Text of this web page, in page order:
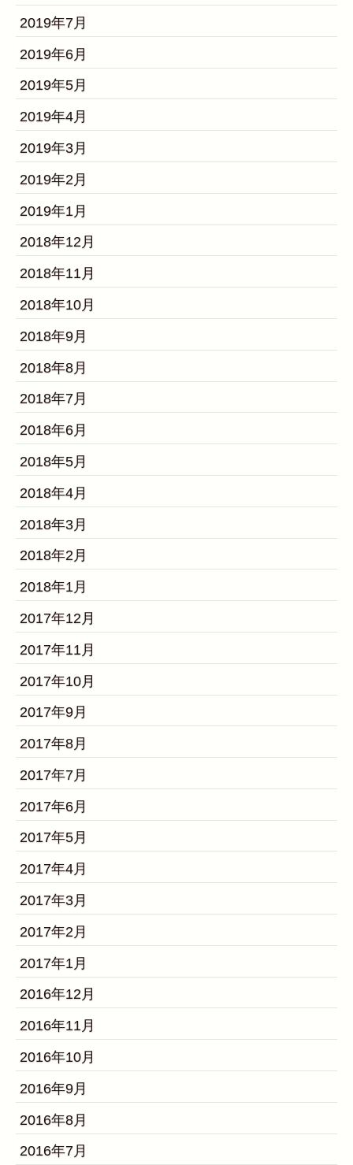
2019年7月
2019年6月
2019年5月
2019年4月
2019年3月
2019年2月
2019年1月
2018年12月
2018年11月
2018年10月
2018年9月
2018年8月
2018年7月
2018年6月
2018年5月
2018年4月
2018年3月
2018年2月
2018年1月
2017年12月
2017年11月
2017年10月
2017年9月
2017年8月
2017年7月
2017年6月
2017年5月
2017年4月
2017年3月
2017年2月
2017年1月
2016年12月
2016年11月
2016年10月
2016年9月
2016年8月
2016年7月